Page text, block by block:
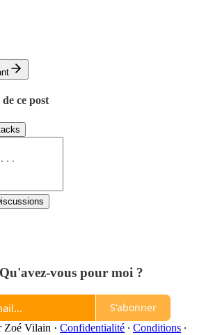
ce post
vous pour moi ?
S'abonner
Zoé Vilain · Confidentialité ∙ Conditions ∙